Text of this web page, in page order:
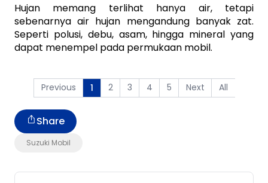
Hujan memang terlihat hanya air, tetapi
sebenarnya air hujan mengandung banyak zat.
Seperti polusi, debu, asam, hingga mineral yang
dapat menempel pada permukaan mobil.
Previous 1 2 3 4 5 Next All
Suzuki Mobil
Share